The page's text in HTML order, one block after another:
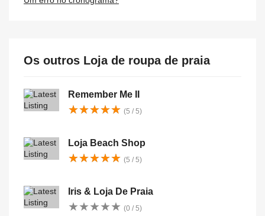
Os outros Loja de roupa de praia
Remember Me II
★★★★★
★★★★★ (5 / 5)
Loja Beach Shop
★★★★★
★★★★★ (5 / 5)
Iris & Loja De Praia
★★★★★
★★★★★ (0 / 5)